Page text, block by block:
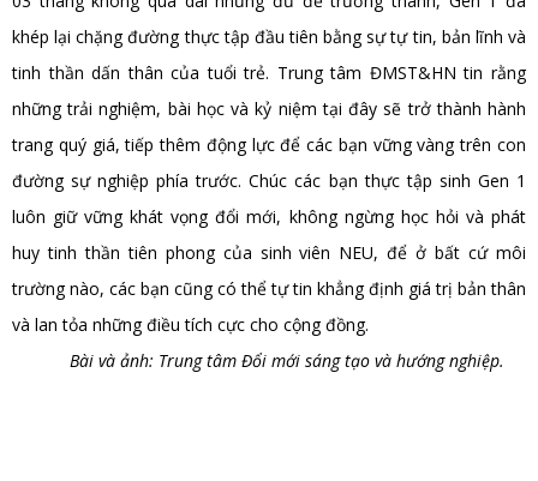
khép lại chặng đường thực tập đầu tiên bằng sự tự tin, bản lĩnh và
tinh thần dấn thân của tuổi trẻ. Trung tâm ĐMST&HN tin rằng
những trải nghiệm, bài học và kỷ niệm tại đây sẽ trở thành hành
trang quý giá, tiếp thêm động lực để các bạn vững vàng trên con
đường sự nghiệp phía trước. Chúc các bạn thực tập sinh Gen 1
luôn giữ vững khát vọng đổi mới, không ngừng học hỏi và phát
huy tinh thần tiên phong của sinh viên NEU, để ở bất cứ môi
trường nào, các bạn cũng có thể tự tin khẳng định giá trị bản thân
và lan tỏa những điều tích cực cho cộng đồng.
Bài và ảnh: Trung tâm Đổi mới sáng tạo và hướng nghiệp.